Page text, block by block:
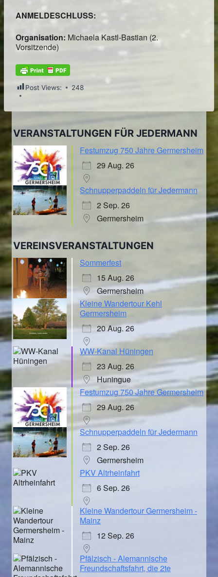
ANMELDESCHLUSS:
Organisation: Michaela Kastl-Bastian (2.
Vorsitzende)
Post Views: 248
VERANSTALTUNGEN FÜR JEDERMANN
Festumzug 750 Jahre Germersheim
29 Aug. 26
Schnupperpaddeln für Jedermann
2 Sep. 26
Germersheim
VEREINSVERANSTALTUNGEN
Sommerfest
15 Aug. 26
Germersheim
Kleine Wandertour Kehl
Germersheim
20 Aug. 26
WW-Kanal Hüningen
23 Aug. 26
Huningue
Festumzug 750 Jahre Germersheim
29 Aug. 26
Schnupperpaddeln für Jedermann
2 Sep. 26
Germersheim
PKV Altrheinfahrt
6 Sep. 26
Kleine Wandertour Germersheim -
Mainz
12 Sep. 26
Pfälzisch - Alemannische
Freundschaftsfahrt, die 2te